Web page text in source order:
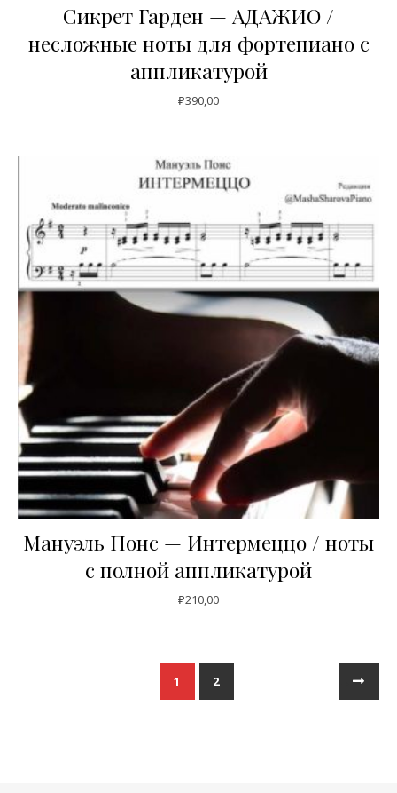
Сикрет Гарден — АДАЖИО /
несложные ноты для фортепиано с
аппликатурой
₽390,00
Мануэль Понс — Интермеццо / ноты
с полной аппликатурой
₽210,00
1 2